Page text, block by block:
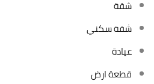
شقة
شقة سكني
عيادة
قطعة ارض